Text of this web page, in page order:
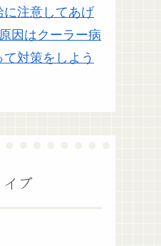
注意してあげ
因はクーラー病
対策をしよう
ブ